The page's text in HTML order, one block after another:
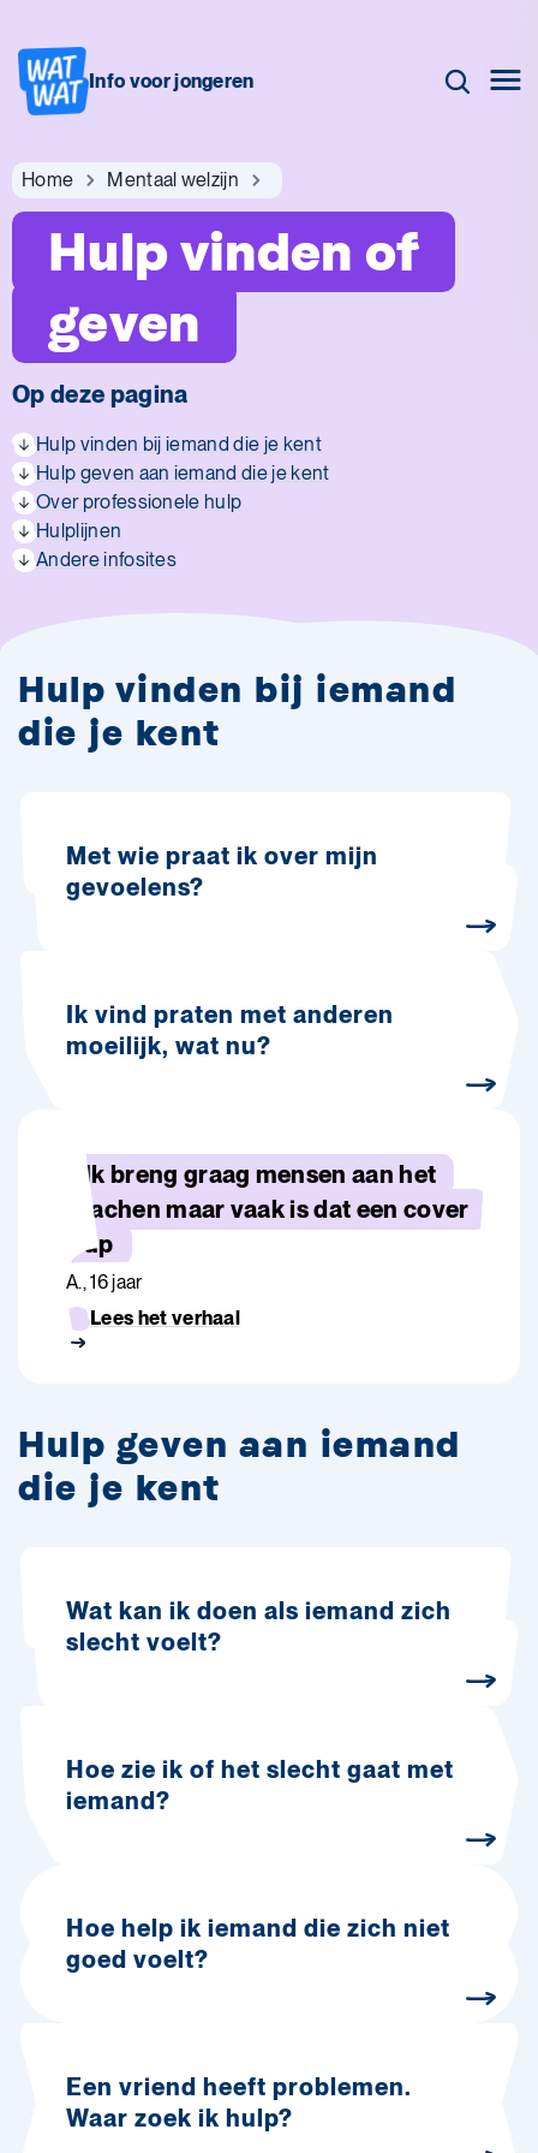
Info voor jongeren
Home Mentaal welzijn
Hulp vinden of
geven
Op deze pagina
Hulp vinden bij iemand die je kent
Hulp geven aan iemand die je kent
Over professionele hulp
Hulplijnen
Andere infosites
Hulp vinden bij iemand
die je kent
Met wie praat ik over mijn
gevoelens?
Ik vind praten met anderen
moeilijk, wat nu?
Ik breng graag mensen aan het
lachen maar vaak is dat een cover
up
A., 16 jaar
Lees het verhaal
Hulp geven aan iemand
die je kent
Wat kan ik doen als iemand zich
slecht voelt?
Hoe zie ik of het slecht gaat met
iemand?
Hoe help ik iemand die zich niet
goed voelt?
Een vriend heeft problemen.
Waar zoek ik hulp?